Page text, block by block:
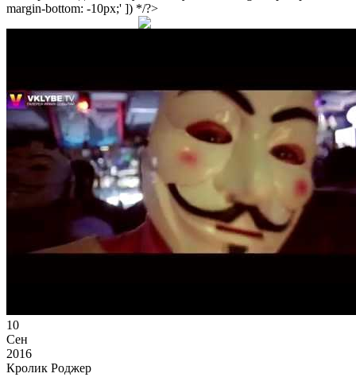
margin-bottom: -10px;' ]) */?>
10
Сен
2016
Кролик Роджер